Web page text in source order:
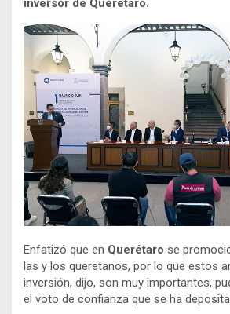
Enfatizó que en Querétaro se
las y los queretanos, por lo que estos
inversión, dijo, son muy importantes,
el voto de confianza que se ha